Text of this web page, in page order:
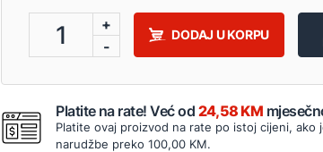
1
+
-
DODAJ U KORPU
Platite na rate! Već od 24,58 KM
Platite ovaj proizvod na rate po istoj cijeni, ako
narudžbe preko 100,00 KM.